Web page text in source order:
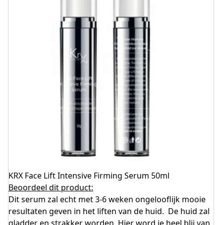
KRX Face Lift Intensive Firming Serum 50ml
Beoordeel dit product:
Dit serum zal echt met 3-6 weken ongelooflijk mooie
resultaten geven in het liften van de huid. De huid zal